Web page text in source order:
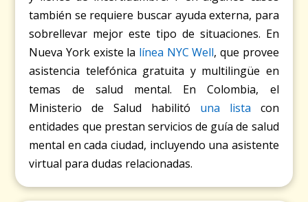
también se requiere buscar ayuda externa, para
sobrellevar mejor este tipo de situaciones. En
Nueva York existe la línea NYC Well, que provee
asistencia telefónica gratuita y multilingüe en
temas de salud mental. En Colombia, el
Ministerio de Salud habilitó una lista con
entidades que prestan servicios de guía de salud
mental en cada ciudad, incluyendo una asistente
virtual para dudas relacionadas.